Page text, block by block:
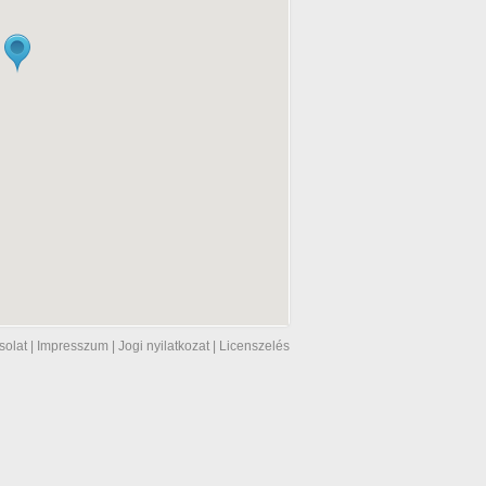
Impresszum Jogi nyilatkozat Licenszelés